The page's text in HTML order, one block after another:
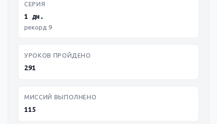
СЕРИЯ
1 дн.
рекорд 9
УРОКОВ ПРОЙДЕНО
291
МИССИЙ ВЫПОЛНЕНО
115